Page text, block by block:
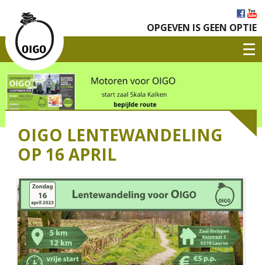
OPGEVEN IS GEEN OPTIE
OIGO LENTEWANDELING
OP 16 APRIL